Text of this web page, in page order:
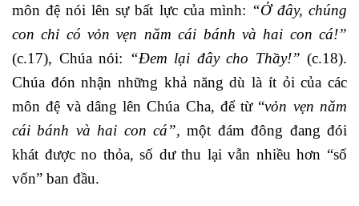
môn đệ nói lên sự bất lực của mình: “Ở đây, chúng
con chỉ có vỏn vẹn năm cái bánh và hai con cá!”
(c.17), Chúa nói: “Đem lại đây cho Thầy!” (c.18).
Chúa đón nhận những khả năng dù là ít ỏi của các
môn đệ và dâng lên Chúa Cha, để từ “vỏn vẹn năm
cái bánh và hai con cá”,một đám đông đang đói
khát được no thỏa, số dư thu lại vẫn nhiều hơn “số
vốn” ban đầu.